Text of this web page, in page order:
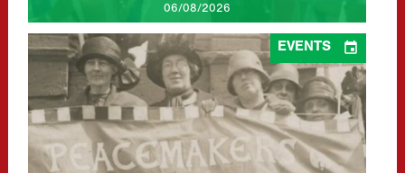
06/08/2026
EVENTS 
Pererindod Heddwch Menywod 1926 – Trafodaeth Banel
(Academi Heddwch Cymru a Llafur)
10/07/2026
at Eisteddfod Gerddorol Ryngwladol Llangollen (The Globe Stage)
Ymunwch â ni am drafodaeth banel dwyieithog i ddathlu
canmlwyddiant Pererindod Heddwch Menywod 1926. Yn ystod
tymor yr haf 1926, gorymdeithiodd degau o filoedd…